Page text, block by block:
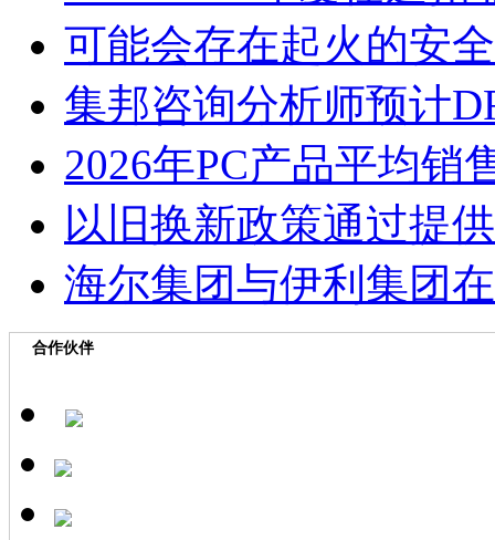
可能会存在起火的安
集邦咨询分析师预计
2026年PC产品平均销
以旧换新政策通过提
海尔集团与伊利集团
合作伙伴